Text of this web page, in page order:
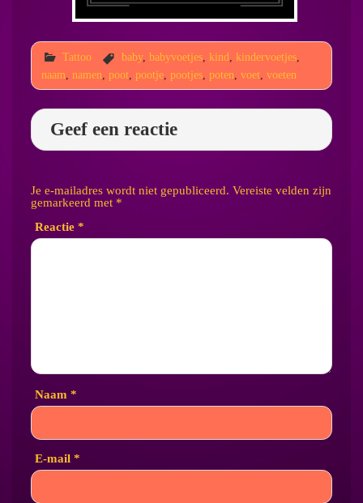
Tattoo baby, babyvoetjes, kind kindervoetjes,
naam
namen poot, pootje, pootjes, poten voet, voeten
Geef een reactie
Je e-mailadres wordt niet gepubliceerd. Vereiste velden zijn
gemarkeerd met *
Reactie *
Naam *
E-mail *